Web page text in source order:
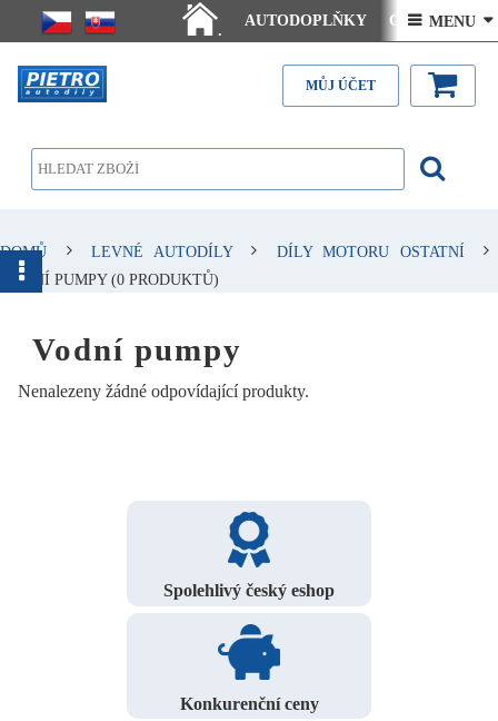
.
AUTODOPLŇKY Ceny doručení
Články - návody Kontakt
 MENU 
MŮJ ÚČET
DOMŮ LEVNÉ AUTODÍLY
DÍLY MOTORU OSTATNÍ
VODNÍ PUMPY(0 PRODUKTŮ)
Vodní pumpy
Nenalezeny žádné odpovídající produkty.
Spolehlivý český eshop
Konkurenční ceny